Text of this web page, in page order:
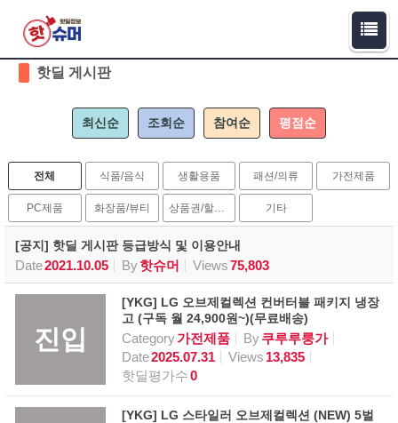
핫딜 게시판
최신순 조회순 참여순 평점순
전체 식품/음식 생활용품 패션/의류 가전제품
PC제품 화장품/뷰티 상품권/할인권 기타
[공지] 핫딜 게시판 등급방식 및 이용안내
Date2021.10.05 By핫슈머 Views75,803
진입
[YKG] LG 오브제컬렉션 컨버터블 패키지 냉장
고 (구독 월 24,900원~)(무료배송)
Category가전제품 By쿠루루룽가
Date2025.07.31 Views 13,835
핫딜평가수0
[YKG] LG 스타일러 오브제컬렉션 (NEW) 5벌